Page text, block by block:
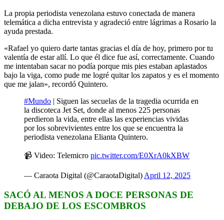
La propia periodista venezolana estuvo conectada de manera
telemática a dicha entrevista y agradeció entre lágrimas a Rosario la
ayuda prestada.
«Rafael yo quiero darte tantas gracias el día de hoy, primero por tu
valentía de estar allí. Lo que él dice fue así, correctamente. Cuando
me intentaban sacar no podía porque mis pies estaban aplastados
bajo la viga, como pude me logré quitar los zapatos y es el momento
que me jalan», recordó Quintero.
#Mundo | Siguen las secuelas de la tragedia ocurrida en
la discoteca Jet Set, donde al menos 225 personas
perdieron la vida, entre ellas las experiencias vividas
por los sobrevivientes entre los que se encuentra la
periodista venezolana Elianta Quintero.
📹 Video: Telemicro pic.twitter.com/E0XrA0kXBW
— Caraota Digital (@CaraotaDigital) April 12, 2025
SACÓ AL MENOS A DOCE PERSONAS DE
DEBAJO DE LOS ESCOMBROS